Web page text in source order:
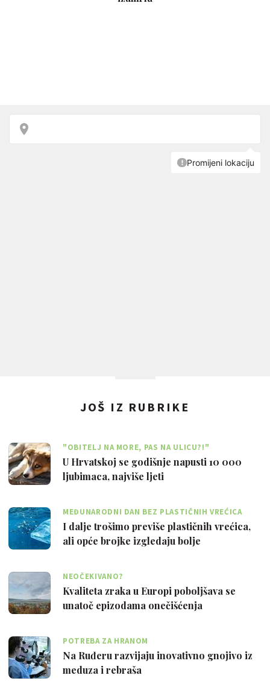
JOŠ IZ RUBRIKE
"OBITELJ NA MORE, PAS NA ULICU?!"
U Hrvatskoj se godišnje napusti 10 000
ljubimaca, najviše ljeti
MEĐUNARODNI DAN BEZ PLASTIČNIH VREĆICA
I dalje trošimo previše plastičnih vrećica,
ali opće brojke izgledaju bolje
NEOČEKIVANO?
Kvaliteta zraka u Europi poboljšava se
unatoč epizodama onečišćenja
POTREBA ZA HRANOM
Na Ruđeru razvijaju inovativno gnojivo iz
meduza i rebraša